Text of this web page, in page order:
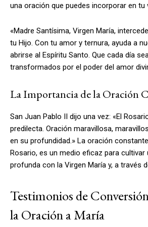
una oración que puedes incorporar en tu
«Madre Santísima, Virgen María,
tu Hijo. Con tu amor y ternura, ayuda a
abrirse al Espíritu Santo. Que cada día
transformados por el poder del amor
La Importancia de la Oración
San Juan Pablo II dijo una vez: «El
predilecta. Oración maravillosa,
en su profundidad.» La oración
Rosario, es un medio eficaz para cultivar
profunda con la Virgen María y, a través
Testimonios de
la Oración a María